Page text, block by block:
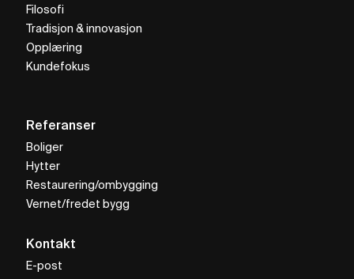
Filosofi
Tradisjon & innovasjon
Opplæring
Kundefokus
Referanser
Boliger
Hytter
Restaurering/ombygging
Vernet/fredet bygg
Kontakt
E-post